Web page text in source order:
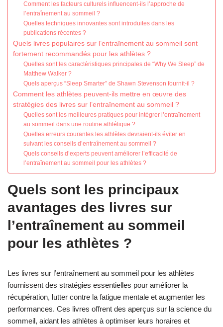
Comment les facteurs culturels influencent-ils l’approche de
l’entraînement au sommeil ?
Quelles techniques innovantes sont introduites dans les
publications récentes ?
Quels livres populaires sur l’entraînement au sommeil sont
fortement recommandés pour les athlètes ?
Quelles sont les caractéristiques principales de “Why We Sleep” de
Matthew Walker ?
Quels aperçus “Sleep Smarter” de Shawn Stevenson fournit-il ?
Comment les athlètes peuvent-ils mettre en œuvre des
stratégies des livres sur l’entraînement au sommeil ?
Quelles sont les meilleures pratiques pour intégrer l’entraînement
au sommeil dans une routine athlétique ?
Quelles erreurs courantes les athlètes devraient-ils éviter en
suivant les conseils d’entraînement au sommeil ?
Quels conseils d’experts peuvent améliorer l’efficacité de
l’entraînement au sommeil pour les athlètes ?
Quels sont les principaux
avantages des livres sur
l’entraînement au sommeil
pour les athlètes ?
Les livres sur l’entraînement au sommeil pour les athlètes
fournissent des stratégies essentielles pour améliorer la
récupération, lutter contre la fatigue mentale et augmenter les
performances. Ces livres offrent des aperçus sur la science du
sommeil, aidant les athlètes à optimiser leurs horaires et